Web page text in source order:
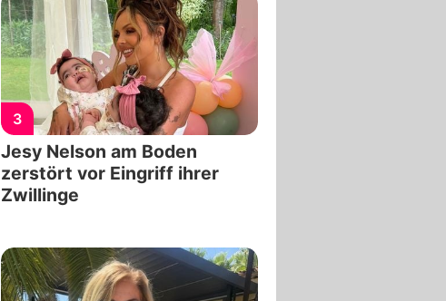
3
Jesy Nelson am Boden
zerstört vor Eingriff ihrer
Zwillinge